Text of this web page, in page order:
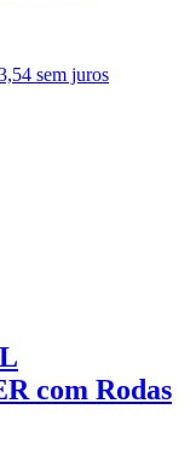
sem juros
com Rodas